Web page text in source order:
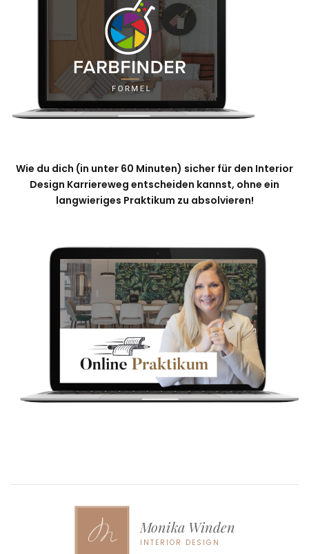
Wie du dich (in unter 60 Minuten) sicher für den Interior
Design Karriereweg entscheiden kannst, ohne ein
langwieriges Praktikum zu absolvieren!
Monika Winden
INTERIOR DESIGN